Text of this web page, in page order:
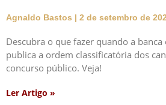
Agnaldo Bastos 2 de setembro de
Descubra o que fazer quando a
publica a ordem classificatória dos
concurso público. Veja!
Ler Artigo »